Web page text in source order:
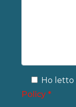
Ho letto
Policy *